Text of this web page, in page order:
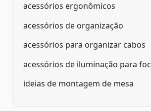
acessórios ergonômicos
acessórios de organização
acessórios para organizar cabos
acessórios de iluminação para
ideias de montagem de mesa